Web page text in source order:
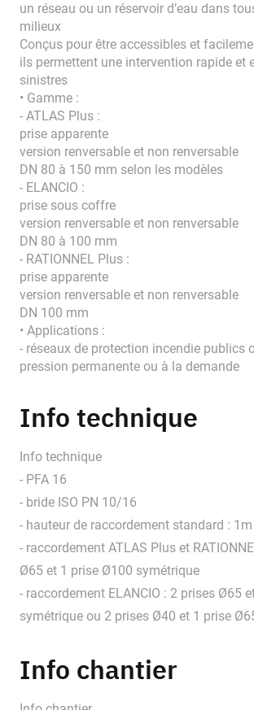
un réseau ou un réservoir d’eau dans
milieux
Conçus pour être accessibles et
ils permettent une intervention rapide et
sinistres
• Gamme :
- ATLAS Plus :
prise apparente
version renversable et non renversable
DN 80 à 150 mm selon les modèles
- ELANCIO :
prise sous coffre
version renversable et non renversable
DN 80 à 100 mm
- RATIONNEL Plus :
prise apparente
version renversable et non renversable
DN 100 mm
• Applications :
- réseaux de protection incendie publics
pression permanente ou à la demande
Info technique
Info technique
- PFA 16
- bride ISO PN 10/16
- hauteur de raccordement standard : 1m
- raccordement ATLAS Plus et
Ø65 et 1 prise Ø100 symétrique
- raccordement ELANCIO : 2 prises Ø65
symétrique ou 2 prises Ø40 et 1 prise
Info chantier